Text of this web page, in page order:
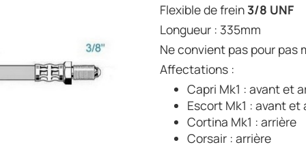
Flexible de frein3/8 UNF
Longueur : 335mm
Ne convient pas pour pas
Affectations :
Capri Mk1 : avant et
Escort Mk1 : avant et
Cortina Mk1 : arrière
Corsair : arrière